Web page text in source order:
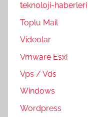
teknoloji-haberleri
Toplu Mail
Videolar
Vmware Esxi
Vps / Vds
Windows
Wordpress